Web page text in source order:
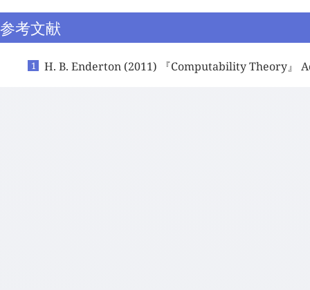
参考文献
H. B. Enderton (2011) 『Computability Theory』